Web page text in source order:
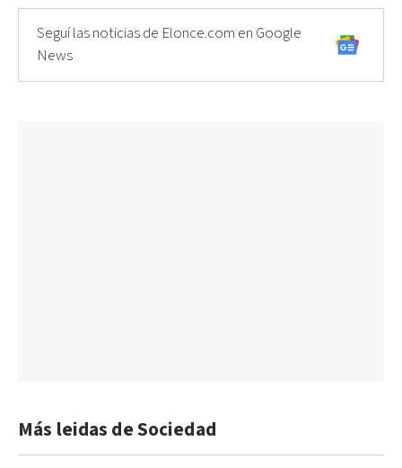
Seguí las noticias de Elonce.com en Google
News
Más leidas de Sociedad